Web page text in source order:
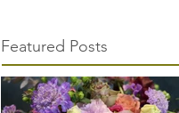
Featured Posts